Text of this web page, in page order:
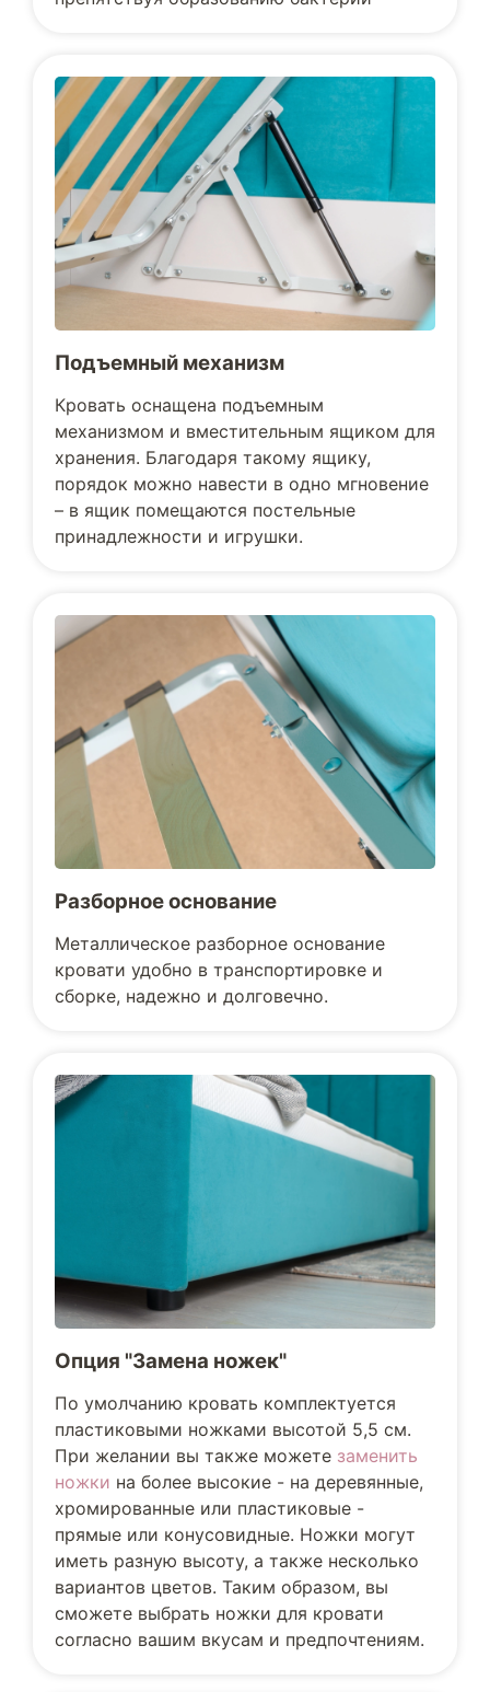
Подъемный механизм
Кровать оснащена подъемным
механизмом и вместительным ящиком для
хранения. Благодаря такому ящику,
порядок можно навести в одно мгновение
– в ящик помещаются постельные
принадлежности и игрушки.
Разборное основание
Металлическое разборное основание
кровати удобно в транспортировке и
сборке, надежно и долговечно.
Опция "Замена ножек"
По умолчанию кровать комплектуется
пластиковыми ножками высотой 5,5 см.
При желании вы также можете заменить
ножки на более высокие - на деревянные,
хромированные или пластиковые -
прямые или конусовидные. Ножки могут
иметь разную высоту, а также несколько
вариантов цветов. Таким образом, вы
сможете выбрать ножки для кровати
согласно вашим вкусам и предпочтениям.